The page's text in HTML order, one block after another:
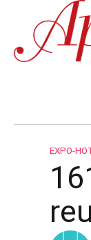
EXPO-